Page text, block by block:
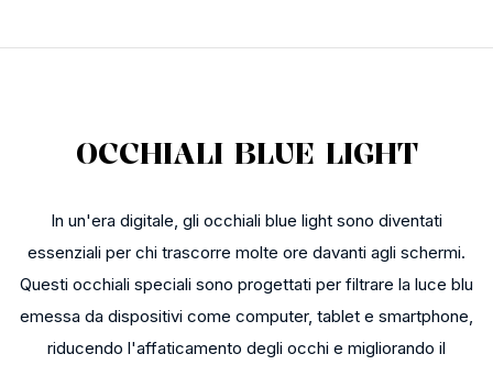
OCCHIALI BLUE LIGHT
In un'era digitale, gli occhiali blue light sono diventati
essenziali per chi trascorre molte ore davanti agli schermi.
Questi occhiali speciali sono progettati per filtrare la luce blu
emessa da dispositivi come computer, tablet e smartphone,
riducendo l'affaticamento degli occhi e migliorando il